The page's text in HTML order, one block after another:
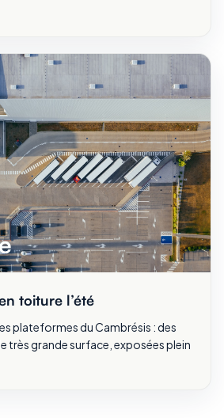
toiture l’été
plateformes du Cambrésis : des
très grande surface, exposées plein